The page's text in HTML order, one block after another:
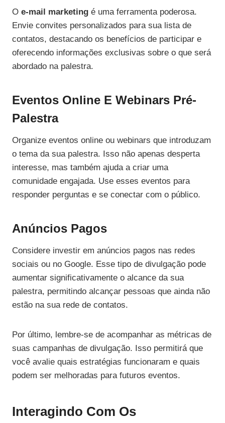
O e-mail marketing é uma ferramenta poderosa.
Envie convites personalizados para sua lista de
contatos, destacando os benefícios de participar e
oferecendo informações exclusivas sobre o que será
abordado na palestra.
Eventos Online E Webinars Pré-
Palestra
Organize eventos online ou webinars que introduzam
o tema da sua palestra. Isso não apenas desperta
interesse, mas também ajuda a criar uma
comunidade engajada. Use esses eventos para
responder perguntas e se conectar com o público.
Anúncios Pagos
Considere investir em anúncios pagos nas redes
sociais ou no Google. Esse tipo de divulgação pode
aumentar significativamente o alcance da sua
palestra, permitindo alcançar pessoas que ainda não
estão na sua rede de contatos.
Por último, lembre-se de acompanhar as métricas de
suas campanhas de divulgação. Isso permitirá que
você avalie quais estratégias funcionaram e quais
podem ser melhoradas para futuros eventos.
Interagindo Com Os